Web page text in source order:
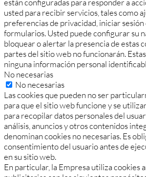
usted para recibir servicios, tales como
preferencias de privacidad, iniciar
formularios. Usted puede configurar su
bloquear o alertar la presencia de estas
partes del sitio web no funcionarán.
ninguna información personal
No necesarias
No necesarias
Las cookies que pueden no ser
para que el sitio web funcione y se
para recopilar datos personales del
análisis, anuncios y otros contenidos
denominan cookies no necesarias. Es
consentimiento del usuario antes de
en su sitio web.
En particular, la Empresa utiliza cookies